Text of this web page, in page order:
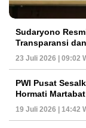
Sudaryono
Transparansi
23 Juli 2026 | 09:02
PWI Pusat
Hormati
19 Juli 2026 | 14:42